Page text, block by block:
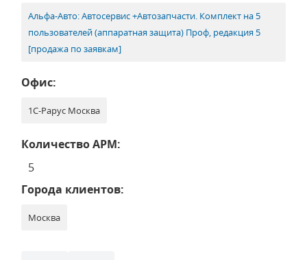
Альфа-Авто: Автосервис +Автозапчасти. Комплект на 5
пользователей (аппаратная защита) Проф, редакция 5
[продажа по заявкам]
Офис:
1С-Рарус Москва
Количество АРМ:
5
Города клиентов:
Москва